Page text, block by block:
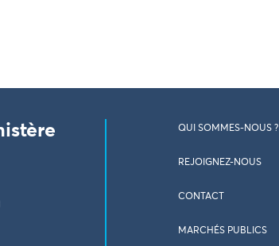
QUI SOMMES-NOUS ?
REJOIGNEZ-NOUS
CONTACT
MARCHÉS PUBLICS